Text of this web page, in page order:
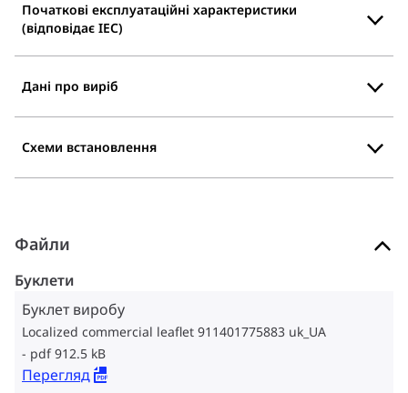
Початкові експлуатаційні характеристики
(відповідає IEC)
Дані про виріб
Схеми встановлення
Файли
Буклети
Буклет виробу
Localized commercial leaflet 911401775883 uk_UA
pdf 912.5 kB
Перегляд